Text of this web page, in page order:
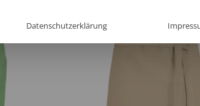
Datenschutzerklärung